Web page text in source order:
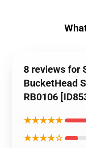
8 reviews for
BucketHead
RB0106
★★★★★
★★★★☆